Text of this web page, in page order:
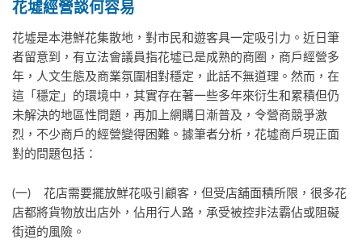
花墟經營談何容易
花墟是本港鮮花集散地，對市民和遊客具一定吸引力。近日筆
者留意到，有立法會議員指花墟已是成熟的商圈，商戶經營多
年，人文生態及商業氛圍相對穩定，此話不無道理。然而，在
這「穩定」的環境中，其實存在著一些多年來衍生和累積但仍
未解決的地區性問題，再加上網購日漸普及，令營商競爭激
烈，不少商戶的經營變得困難。據筆者分析，花墟商戶現正面
對的問題包括：
(一) 花店需要擺放鮮花吸引顧客，但受店舖面積所限，很多花
店都將貨物放出店外，佔用行人路，承受被控非法霸佔或阻礙
街道的風險。